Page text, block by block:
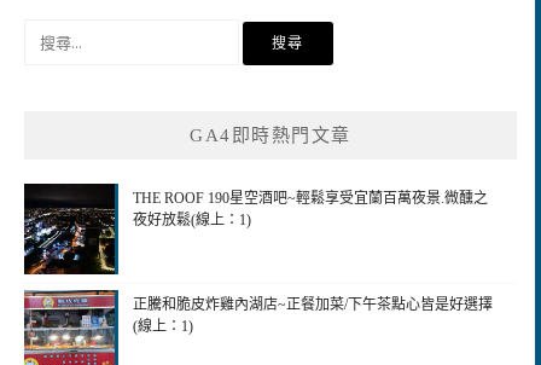
GA4即時熱門文章
THE ROOF 190星空酒吧~輕鬆享受宜蘭百萬夜景.微醺之
夜好放鬆(線上：1)
正騰和脆皮炸雞內湖店~正餐加菜/下午茶點心皆是好選擇
(線上：1)